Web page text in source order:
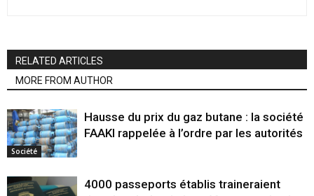
RELATED ARTICLES
MORE FROM AUTHOR
Société
Hausse du prix du gaz butane : la société
FAAKI rappelée à l’ordre par les autorités
4000 passeports établis traineraient